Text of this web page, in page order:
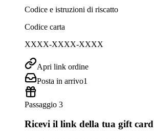
Codice e istruzioni di riscatto
Codice carta
XXXX-XXXX-XXXX
Apri link ordine
Posta in arrivo1
Passaggio 3
Ricevi il link della tua gift card